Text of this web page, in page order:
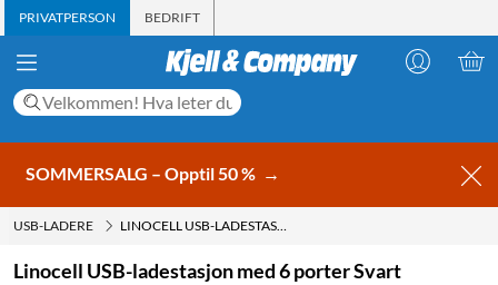
PRIVATPERSON BEDRIFT
SOMMERSALG – Opptil 50 % →
USB-LADERE LINOCELL USB-LADESTASJON MED 6 PORTER SVART
Linocell USB-ladestasjon med 6 porter Svart